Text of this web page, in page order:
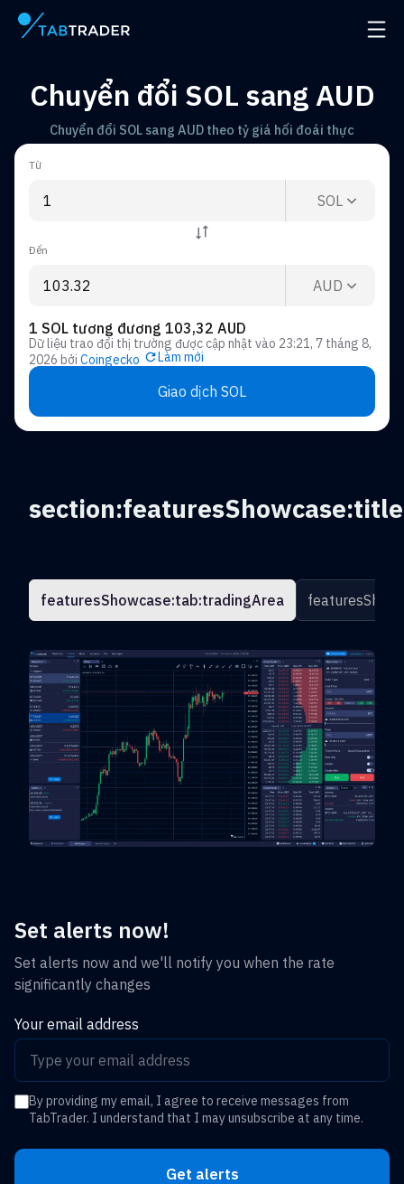
Trang chính Mở
Chuyển đổi SOL sang AUD
Chuyển đổi SOL sang AUD theo tỷ giá hối đoái thực
Từ
SOL
Đến
AUD
1 SOL tương đương 103,32 AUD
Dữ liệu trao đổi thị trường được cập nhật vào 23:21, 7 tháng 8,
2026 bởi Coingecko Làm mới
Giao dịch SOL
section:featuresShowcase:title
featuresShowcase:tab:tradingArea
Set alerts now!
Set alerts now and we'll notify you when the rate
significantly changes
Your email address
By providing my email, I agree to receive messages from
TabTrader. I understand that I may unsubscribe at any time.
Get alerts